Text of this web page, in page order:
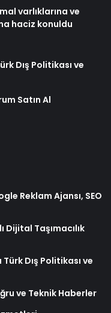
varlıklarına ve
haciz konuldu
Dış Politikası ve
Satın Al
Reklam Ajansı, SEO
Dijital Taşımacılık
Dış Politikası ve
ve Teknik Haberler